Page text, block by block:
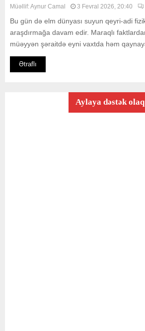
Müəllif:Aynur Camal 3 Fevral 2026, 20:40
Bu gün də elm dünyası suyun qeyri-adi
araşdırmağa davam edir. Maraqlı
müəyyən şəraitdə eyni vaxtda həm
Ətraflı
Aylaya dəstək